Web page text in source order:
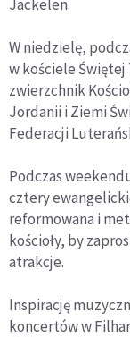
Jackelen.
W niedzielę,
w kościele Świętej
zwierzchnik
Jordanii i Ziemi
Federacji
Podczas
cztery
reformowana i
kościoły, by
atrakcje.
Inspirację
koncertów w